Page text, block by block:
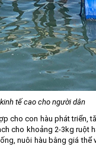
tế cao cho người dân
cho con hàu phát triển,
cho khoảng 2-3kg ruột
nuôi hàu bằng giá thể